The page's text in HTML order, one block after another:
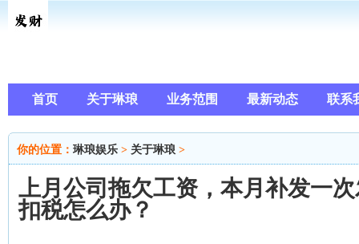
首页 关于琳琅 业务范围 最新动态 联系
你的位置： 琳琅娱乐 > 关于琳琅 >
上月公司拖欠工资，本月补发一
扣税怎么办？